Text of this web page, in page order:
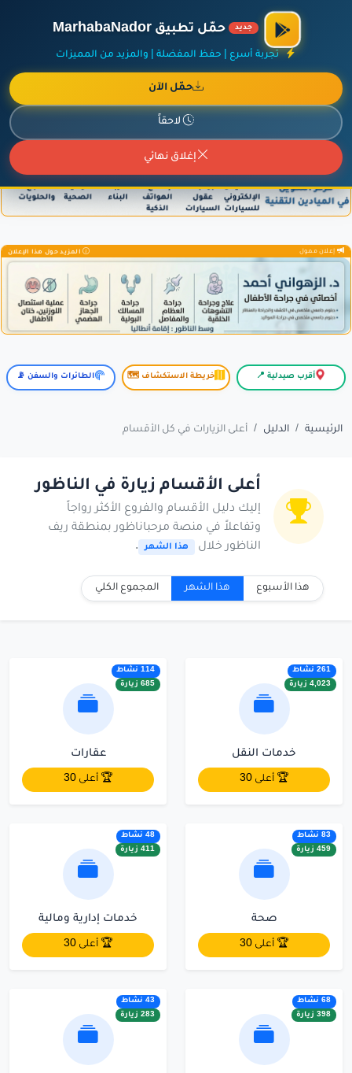
الراعي الرسمي لمنصة مرحباناظور،
أضف نشاطك مجاناً| آخر الإضافات|
جديد حمّل تطبيق MarhabaNador
تجربة أسرع | حفظ المفضلة | والمزيد من المميزات
حمّل الآن
لاحقاً
إغلاق نهائي
المزيد حول هذا الإعلان
إعلان ممول المزيد حول هذا الإعلان
أقرب صيدلية 📍 خريطة الاستكشاف 🗺️ الطائرات والسفن 📡
الرئيسية الدليل أعلى الزيارات في كل الأقسام
أعلى الأقسام زيارة في الناظور
إليك دليل الأقسام والفروع الأكثر رواجاً
وتفاعلاً في منصة مرحباناظور بمنطقة ريف
الناظور خلال
هذا الشهر .
هذا الأسبوع هذا الشهر المجموع الكلي
261 نشاط
4,023 زيارة
خدمات النقل
🏆 أعلى 30
114 نشاط
685 زيارة
عقارات
🏆 أعلى 30
83 نشاط
459 زيارة
صحة
🏆 أعلى 30
48 نشاط
411 زيارة
خدمات إدارية ومالية
🏆 أعلى 30
68 نشاط
398 زيارة
43 نشاط
283 زيارة